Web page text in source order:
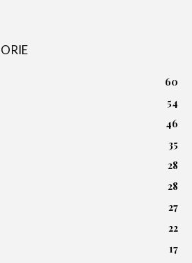
60
54
46
35
28
28
27
22
17